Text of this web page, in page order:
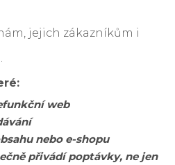
jejich zákazníkům i
web
nebo e-shopu
přivádí poptávky, ne jen